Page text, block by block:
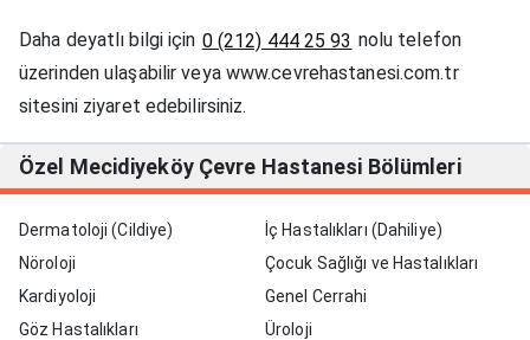
Daha deyatlı bilgi için 0 (212) 444 25 93 nolu telefon
üzerinden ulaşabilir veya www.cevrehastanesi.com.tr
sitesini ziyaret edebilirsiniz.
Özel Mecidiyeköy Çevre Hastanesi Bölümleri
Dermatoloji (Cildiye)
İç Hastalıkları (Dahiliye)
Nöroloji
Çocuk Sağlığı ve Hastalıkları
Kardiyoloji
Genel Cerrahi
Göz Hastalıkları
Üroloji